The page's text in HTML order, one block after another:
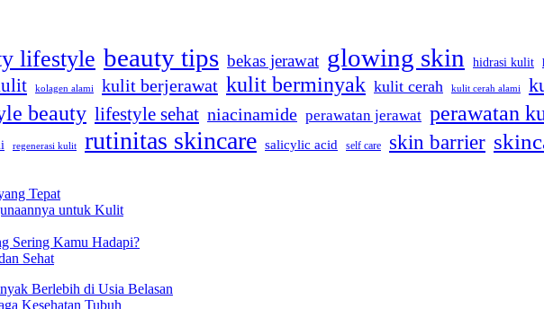
lifestyle beauty tips bekas jerawat glowing skin hidrasi kulit
kolagen alami kulit berjerawat kulit berminyak kulit cerah kulit cerah alami
beauty lifestyle sehat niacinamide perawatan jerawat perawatan
regenerasi kulit rutinitas skincare salicylic acid self care skin barrier
Tepat
untuk Kulit
Sering Kamu Hadapi?
Sehat
Berlebih di Usia Belasan
Kesehatan Tubuh